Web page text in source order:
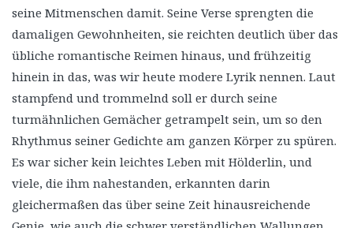
seine Mitmenschen damit. Seine Verse sprengten die
damaligen Gewohnheiten, sie reichten deutlich über das
übliche romantische Reimen hinaus, und frühzeitig
hinein in das, was wir heute modere Lyrik nennen. Laut
stampfend und trommelnd soll er durch seine
turmähnlichen Gemächer getrampelt sein, um so den
Rhythmus seiner Gedichte am ganzen Körper zu spüren.
Es war sicher kein leichtes Leben mit Hölderlin, und
viele, die ihm nahestanden, erkannten darin
gleichermaßen das über seine Zeit hinausreichende